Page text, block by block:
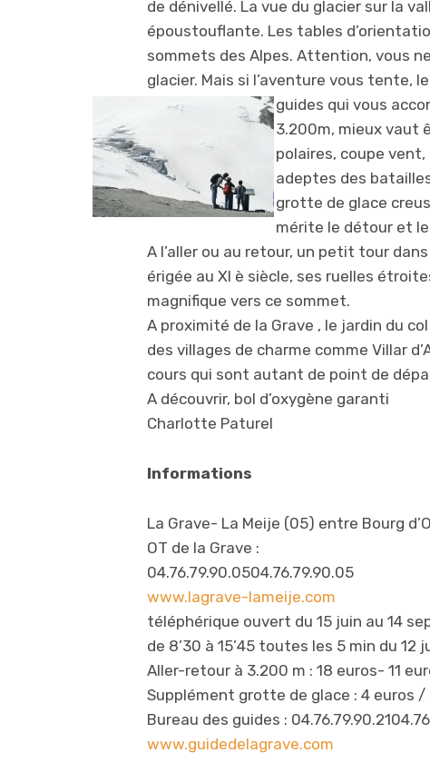
de dénivellé. La vue du glacier sur la
époustouflante. Les tables
sommets des Alpes. Attention, vous
glacier. Mais si l’aventure vous tente,
guides qui vous
3.200m, mieux vaut
polaires, coupe
adeptes des
grotte de glace
mérite le détour et
A l’aller ou au retour, un petit tour
érigée au XI è siècle, ses ruelles
magnifique vers ce sommet.
A proximité de la Grave , le jardin du
des villages de charme comme Villar
cours qui sont autant de point de
A découvrir, bol d’oxygène garanti
Charlotte Paturel
Informations
La Grave- La Meije (05) entre Bourg
OT de la Grave :
04.76.79.90.0504.76.79.90.05
www.lagrave-lameije.com
téléphérique ouvert du 15 juin au 14
de 8’30 à 15’45 toutes les 5 min du 12
Aller-retour à 3.200 m : 18 euros- 11
Supplément grotte de glace : 4 euros
Bureau des guides : 04.76.79.90.21
www.guidedelagrave.com